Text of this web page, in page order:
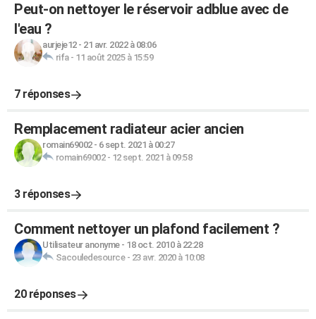
Peut-on nettoyer le réservoir adblue avec de
l'eau ?
aurjeje12- 21 avr. 2022 à 08:06
rifa- 11 août 2025 à 15:59
7 réponses
Remplacement radiateur acier ancien
romain69002- 6 sept. 2021 à 00:27
romain69002- 12 sept. 2021 à 09:58
3 réponses
Comment nettoyer un plafond facilement ?
Utilisateur anonyme- 18 oct. 2010 à 22:28
Sacouledesource- 23 avr. 2020 à 10:08
20 réponses